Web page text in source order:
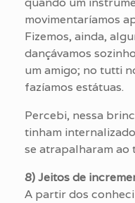
movimentaríamos
Fizemos, ainda,
dançávamos
um amigo; no tutti
fazíamos estátuas.
Percebi, nessa
tinham
se atrapalharam
8) Jeitos de
A partir dos